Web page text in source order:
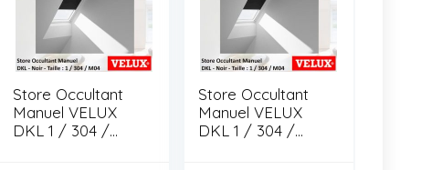
Store Occultant
Manuel VELUX
DKL 1 / 304 /
Store Occultant
Manuel VELUX
DKL 1 / 304 /